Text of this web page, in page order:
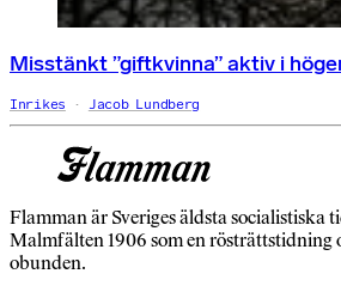
Misstänkt ”giftkvinna” aktiv i
Inrikes Jacob Lundberg
Flamman är Sveriges äldsta socialistiska
Malmfälten 1906 som en
obunden.